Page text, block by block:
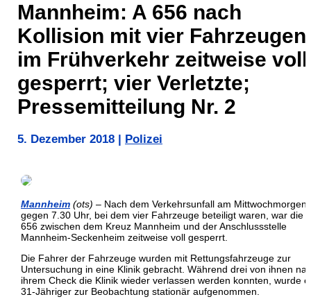
Mannheim: A 656 nach
Kollision mit vier Fahrzeugen
im Frühverkehr zeitweise voll
gesperrt; vier Verletzte;
Pressemitteilung Nr. 2
5. Dezember 2018 Polizei
Mannheim (ots) – Nach dem Verkehrsunfall am Mittwochmorgen,
gegen 7.30 Uhr, bei dem vier Fahrzeuge beteiligt waren, war die A
656 zwischen dem Kreuz Mannheim und der Anschlussstelle
Mannheim-Seckenheim zeitweise voll gesperrt.
Die Fahrer der Fahrzeuge wurden mit Rettungsfahrzeuge zur
Untersuchung in eine Klinik gebracht. Während drei von ihnen
ihrem Check die Klinik wieder verlassen werden konnten, wurde
31-Jähriger zur Beobachtung stationär aufgenommen.